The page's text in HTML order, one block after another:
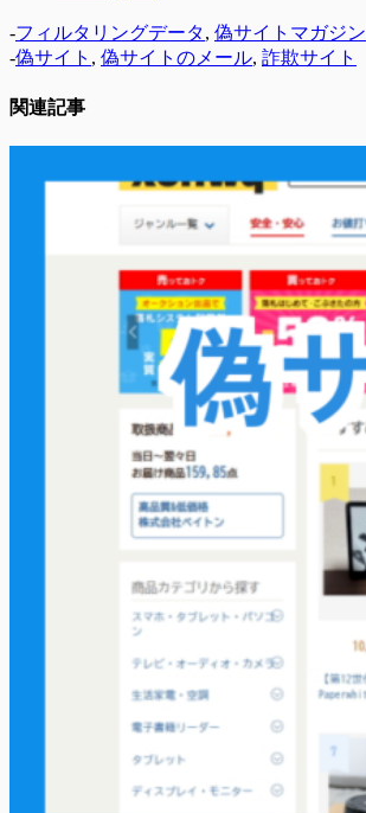
-フィルタリングデータ, 偽サイトマガジン
-偽サイト , 偽サイトのメール, 詐欺サイト
関連記事